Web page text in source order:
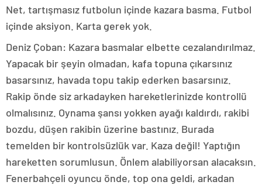
Net, tartışmasız futbolun içinde kazara basma. Futbol
içinde aksiyon. Karta gerek yok.
Deniz Çoban: Kazara basmalar elbette cezalandırılmaz.
Yapacak bir şeyin olmadan, kafa topuna çıkarsınız
basarsınız, havada topu takip ederken basarsınız.
Rakip önde siz arkadayken hareketlerinizde kontrollü
olmalısınız. Oynama şansı yokken ayağı kaldırdı, rakibi
bozdu, düşen rakibin üzerine bastınız. Burada
temelden bir kontrolsüzlük var. Kaza değil! Yaptığın
hareketten sorumlusun. Önlem alabiliyorsan alacaksın.
Fenerbahçeli oyuncu önde, top ona geldi, arkadan